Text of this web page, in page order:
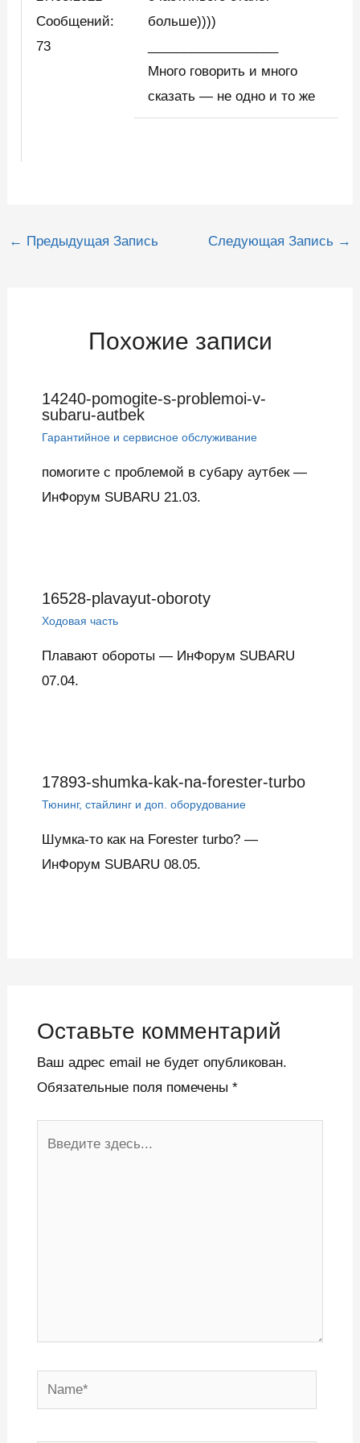
Сообщений:
73
больше))))
Много говорить и много
сказать — не одно и то же
Навигация
← Предыдущая Запись Следующая Запись →
Похожие записи
14240-pomogite-s-problemoi-v-
subaru-autbek
Гарантийное и сервисное обслуживание
помогите с проблемой в субару аутбек —
ИнФорум SUBARU 21.03.
16528-plavayut-oboroty
Ходовая часть
Плавают обороты — ИнФорум SUBARU
07.04.
17893-shumka-kak-na-forester-turbo
Тюнинг, стайлинг и доп. оборудование
Шумка-то как на Forester turbo? —
ИнФорум SUBARU 08.05.
Оставьте комментарий
Ваш адрес email не будет опубликован.
Обязательные поля помечены *
Name*